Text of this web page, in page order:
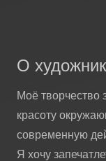
О
Моё творчество
красоту
современную
Я хочу